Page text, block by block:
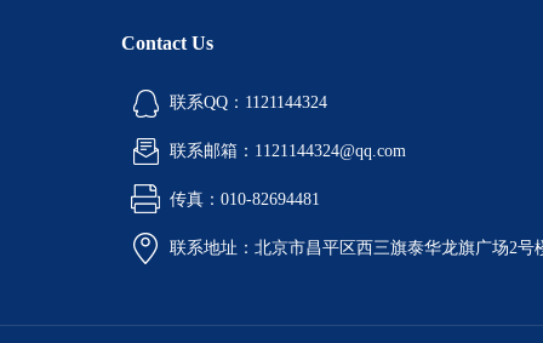
Contact Us
联系QQ：1121144324
联系邮箱：1121144324@qq.com
传真：010-82694481
联系地址：北京市昌平区西三旗泰华龙旗广场2号